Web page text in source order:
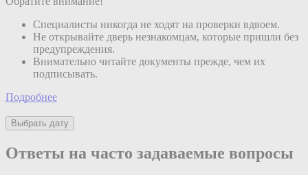
Специалисты никогда не ходят на проверки вдвоем.
Не открывайте дверь незнакомцам, которые пришли без
предупреждения.
Внимательно читайте документы прежде, чем их
подписывать.
Подробнее
Выбрать дату
Ответы на часто задаваемые вопросы